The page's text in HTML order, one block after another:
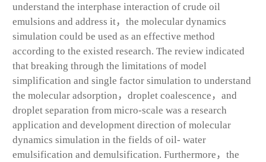
understand the interphase interaction of crude oil
emulsions and address it，the molecular dynamics
simulation could be used as an effective method
according to the existed research. The review indicated
that breaking through the limitations of model
simplification and single factor simulation to understand
the molecular adsorption，droplet coalescence，and
droplet separation from micro-scale was a research
application and development direction of molecular
dynamics simulation in the fields of oil- water
emulsification and demulsification. Furthermore，the